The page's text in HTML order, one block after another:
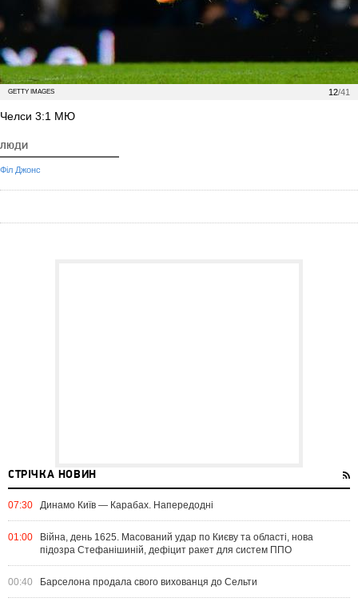
12/41
GETTY IMAGES
Челси 3:1 МЮ
ЛЮДИ
Філ Джонс
СТРІЧКА НОВИН
07:30 Динамо Київ — Карабах. Напередодні
01:00
Війна, день 1625. Масований удар по Києву та області, нова
підозра Стефанішиній, дефіцит ракет для систем ППО
00:40 Барселона продала свого вихованця до Сельти